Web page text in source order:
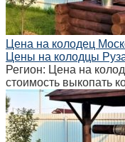
Цена на колодец
Цены на колодцы
Регион: Цена на
стоимость выкопать